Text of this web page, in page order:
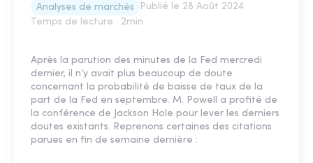
Analyses de marchés Publié le 28 Août 2024
Temps de lecture : 2min
Après la parution des minutes de la Fed mercredi
dernier, il n’y avait plus beaucoup de doute
concernant la probabilité de baisse de taux de la
part de la Fed en septembre. M. Powell a profité de
la conférence de Jackson Hole pour lever les derniers
doutes existants. Reprenons certaines des citations
parues en fin de semaine dernière :